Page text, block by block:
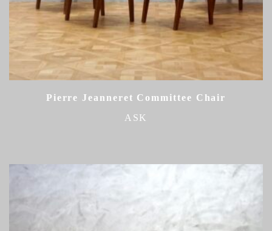
Pierre Jeanneret Committee Chair
ASK